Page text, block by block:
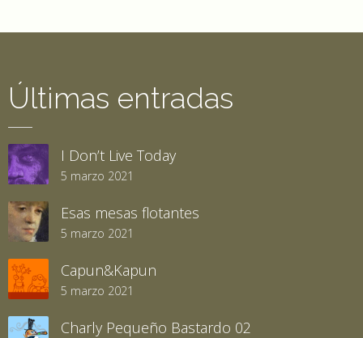
Últimas entradas
I Don’t Live Today
5 marzo 2021
Esas mesas flotantes
5 marzo 2021
Capun&Kapun
5 marzo 2021
Charly Pequeño Bastardo 02